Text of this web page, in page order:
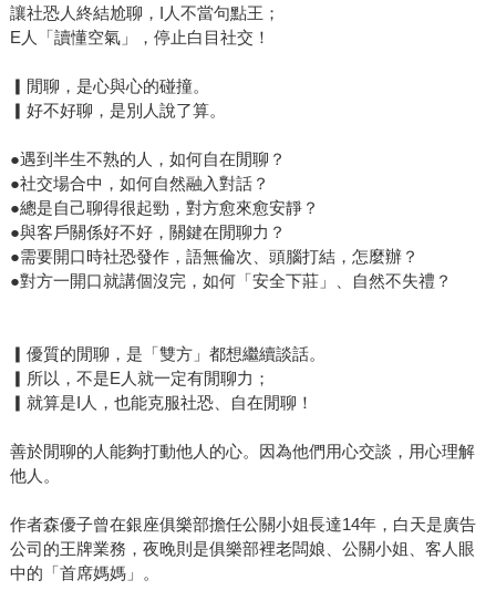
讓社恐人終結尬聊，I人不當句點王；
E人「讀懂空氣」，停止白目社交！
▎閒聊，是心與心的碰撞。
▎好不好聊，是別人說了算。
●遇到半生不熟的人，如何自在閒聊？
●社交場合中，如何自然融入對話？
●總是自己聊得很起勁，對方愈來愈安靜？
●與客戶關係好不好，關鍵在閒聊力？
●需要開口時社恐發作，語無倫次、頭腦打結，怎麼辦？
●對方一開口就講個沒完，如何「安全下莊」、自然不失禮？
▎優質的閒聊，是「雙方」都想繼續談話。
▎所以，不是E人就一定有閒聊力；
▎就算是I人，也能克服社恐、自在閒聊！
善於閒聊的人能夠打動他人的心。因為他們用心交談，用心理解
他人。
作者森優子曾在銀座俱樂部擔任公關小姐長達14年，白天是廣告
公司的王牌業務，夜晚則是俱樂部裡老闆娘、公關小姐、客人眼
中的「首席媽媽」。